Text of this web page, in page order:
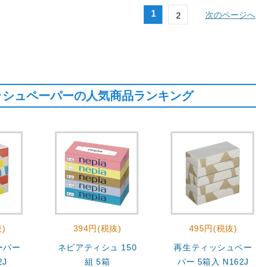
1 2 次のページへ
ュペーパーの人気商品ランキング
)
パー
394円(税抜)
ネピアティシュ 150
組 5箱
495円(税抜)
再生ティッシュペー
パー 5箱入 N162J